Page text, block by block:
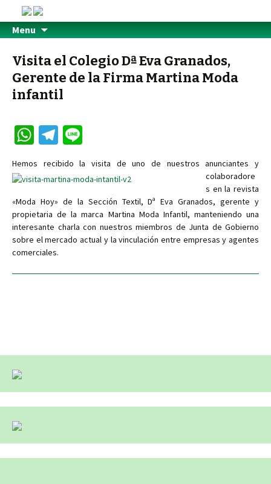
Menu
Visita el Colegio Dª Eva Granados,
Gerente de la Firma Martina Moda
infantil
W
at
sA
p
p
Te
le
gr
a
m
e
Hemos recibidola visita de uno de nuestros anunciantes y
colaboradore
s en la revista
«Moda Hoy» de la Sección Textil, Dª Eva Granados, gerente y
propietaria de la marca Martina Moda Infantil, manteniendo una
interesante charla con nuestros miembros de Junta de Gobierno
sobre el mercado actual y la vinculación entre empresas y agentes
comerciales.